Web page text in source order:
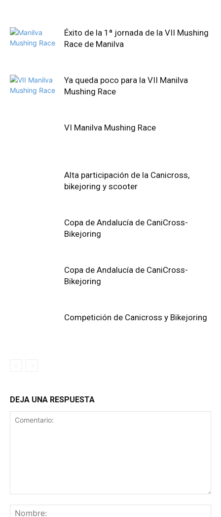
Éxito de la 1ª jornada de la VII Mushing
Race de Manilva
Ya queda poco para la VII Manilva
Mushing Race
VI Manilva Mushing Race
Alta participación de la Canicross,
bikejoring y scooter
Copa de Andalucía de CaniCross-
Bikejoring
Copa de Andalucía de CaniCross-
Bikejoring
Competición de Canicross y Bikejoring
DEJA UNA RESPUESTA